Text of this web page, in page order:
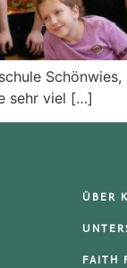
sehr viel […]
ÜBER
FAITH